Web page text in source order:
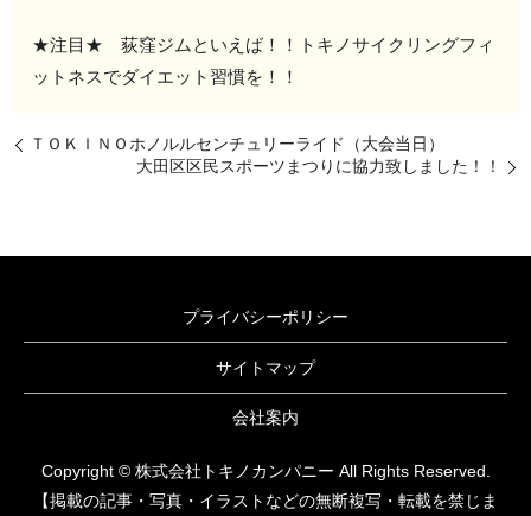
★注目★ 荻窪ジムといえば！！トキノサイクリングフィ
ットネスでダイエット習慣を！！
ＴＯＫＩＮＯホノルルセンチュリーライド（大会当日）
大田区区民スポーツまつりに協力致しました！！
プライバシーポリシー
サイトマップ
会社案内
Copyright © 株式会社トキノカンパニー All Rights Reserved.
【掲載の記事・写真・イラストなどの無断複写・転載を禁じま